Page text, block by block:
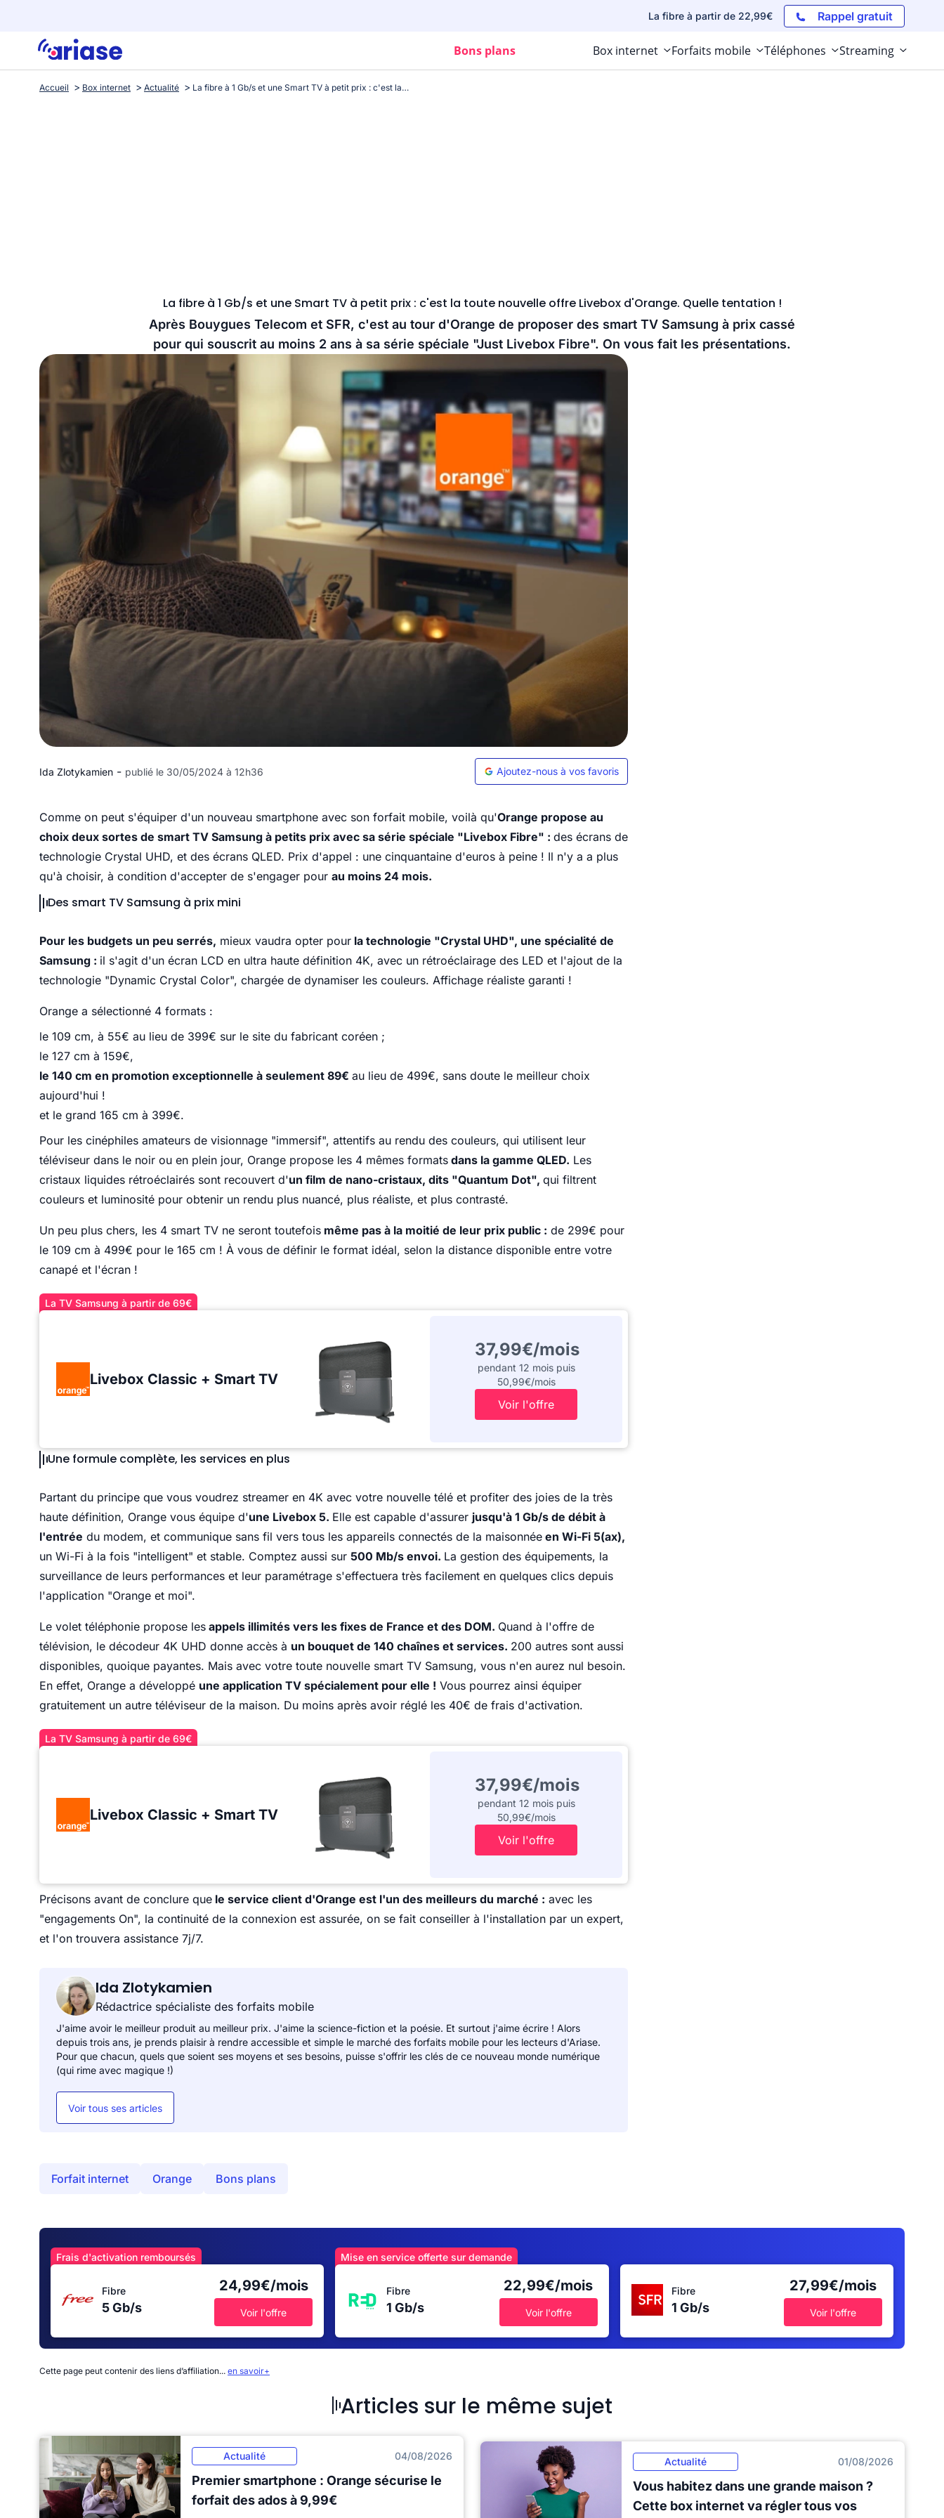
La fibre à partir de 22,99€ Rappel gratuit
Bons plans Box internet Forfaits mobile Téléphones Streaming
Accueil Box internet Actualité La fibre à 1 Gb/s et une Smart TV à petit prix : c'est la toute nouvelle offre Livebox d'Orange. Quelle tentation !
La fibre à 1 Gb/s et une Smart TV à petit prix : c'est la toute nouvelle offre Livebox d'Orange. Quelle tentation !
Après Bouygues Telecom et SFR, c'est au tour d'Orange de proposer des smart TV Samsung à prix cassé
pour qui souscrit au moins 2 ans à sa série spéciale "Just Livebox Fibre". On vous fait les présentations.
Ida Zlotykamien - publié le 30/05/2024 à 12h36 Ajoutez-nous à vos favoris
Comme on peut s'équiper d'un nouveau smartphone avec son forfait mobile, voilà qu'Orange propose au
choix deux sortes de smart TV Samsung à petits prix avec sa série spéciale "Livebox Fibre" : des écrans de
technologie Crystal UHD, et des écrans QLED. Prix d'appel : une cinquantaine d'euros à peine ! Il n'y a a plus
qu'à choisir, à condition d'accepter de s'engager pour au moins 24 mois.
Des smart TV Samsung à prix mini
Pour les budgets un peu serrés, mieux vaudra opter pour la technologie "Crystal UHD", une spécialité de
Samsung : il s'agit d'un écran LCD en ultra haute définition 4K, avec un rétroéclairage des LED et l'ajout de la
technologie "Dynamic Crystal Color", chargée de dynamiser les couleurs. Affichage réaliste garanti !
Orange a sélectionné 4 formats :
le 109 cm, à 55€ au lieu de 399€ sur le site du fabricant coréen ;
le 127 cm à 159€,
le 140 cm en promotion exceptionnelle à seulement 89€ au lieu de 499€, sans doute le meilleur choix
aujourd'hui !
et le grand 165 cm à 399€.
Pour les cinéphiles amateurs de visionnage "immersif", attentifs au rendu des couleurs, qui utilisent leur
téléviseur dans le noir ou en plein jour, Orange propose les 4 mêmes formats dans la gamme QLED. Les
cristaux liquides rétroéclairés sont recouvert d'un film de nano-cristaux, dits "Quantum Dot", qui filtrent
couleurs et luminosité pour obtenir un rendu plus nuancé, plus réaliste, et plus contrasté.
Un peu plus chers, les 4 smart TV ne seront toutefois même pas à la moitié de leur prix public : de 299€ pour
le 109 cm à 499€ pour le 165 cm ! À vous de définir le format idéal, selon la distance disponible entre votre
canapé et l'écran !
La TV Samsung à partir de 69€
Livebox Classic + Smart TV
37,99€/mois
pendant 12 mois puis
50,99€/mois
Voir l'offre
Une formule complète, les services en plus
Partant du principe que vous voudrez streamer en 4K avec votre nouvelle télé et profiter des joies de la très
haute définition, Orange vous équipe d'une Livebox 5. Elle est capable d'assurer jusqu'à 1 Gb/s de débit à
l'entrée du modem, et communique sans fil vers tous les appareils connectés de la maisonnée en Wi-Fi 5(ax),
un Wi-Fi à la fois "intelligent" et stable. Comptez aussi sur 500 Mb/s envoi. La gestion des équipements, la
surveillance de leurs performances et leur paramétrage s'effectuera très facilement en quelques clics depuis
l'application "Orange et moi".
Le volet téléphonie propose les appels illimités vers les fixes de France et des DOM. Quand à l'offre de
télévision, le décodeur 4K UHD donne accès à un bouquet de 140 chaînes et services. 200 autres sont aussi
disponibles, quoique payantes. Mais avec votre toute nouvelle smart TV Samsung, vous n'en aurez nul besoin.
En effet, Orange a développé une application TV spécialement pour elle ! Vous pourrez ainsi équiper
gratuitement un autre téléviseur de la maison. Du moins après avoir réglé les 40€ de frais d'activation.
La TV Samsung à partir de 69€
Livebox Classic + Smart TV
37,99€/mois
pendant 12 mois puis
50,99€/mois
Voir l'offre
Précisons avant de conclure que le service client d'Orange est l'un des meilleurs du marché : avec les
"engagements On", la continuité de la connexion est assurée, on se fait conseiller à l'installation par un expert,
et l'on trouvera assistance 7j/7.
Ida Zlotykamien
Rédactrice spécialiste des forfaits mobile
J'aime avoir le meilleur produit au meilleur prix. J'aime la science-fiction et la poésie. Et surtout j'aime écrire ! Alors
depuis trois ans, je prends plaisir à rendre accessible et simple le marché des forfaits mobile pour les lecteurs d'Ariase.
Pour que chacun, quels que soient ses moyens et ses besoins, puisse s'offrir les clés de ce nouveau monde numérique
(qui rime avec magique !)
Voir tous ses articles
Forfait internet Orange Bons plans
Frais d'activation remboursés
Fibre
5 Gb/s
24,99€/mois
Voir l'offre
Mise en service offerte sur demande
Fibre
1 Gb/s
22,99€/mois
Voir l'offre
Fibre
1 Gb/s
27,99€/mois
Voir l'offre
Cette page peut contenir des liens d’affiliation... en savoir+
Articles sur le même sujet
Actualité 04/08/2026
Premier smartphone : Orange sécurise le
forfait des ados à 9,99€
Actualité 01/08/2026
Vous habitez dans une grande maison ?
Cette box internet va régler tous vos